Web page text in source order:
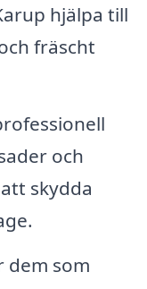
hjälpa till
fräscht
och
skydda
dem som